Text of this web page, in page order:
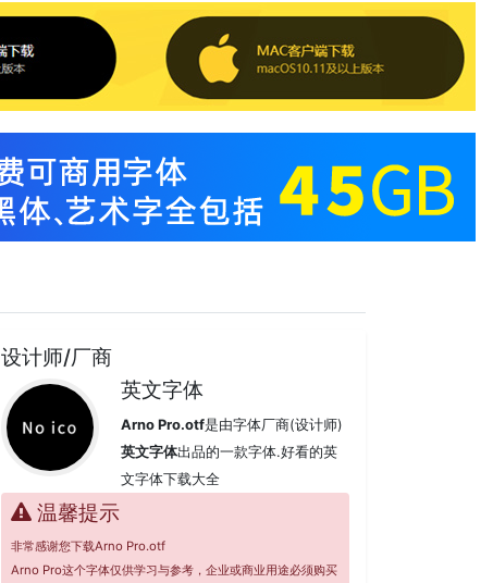
设计师/厂商
英文字体
Arno Pro.otf是由字体厂商(设计师)
英文字体出品的一款字体.好看的英
文字体下载大全
温馨提示
非常感谢您下载Arno Pro.otf
Arno Pro这个字体仅供学习与参考，企业或商业用途必须购买